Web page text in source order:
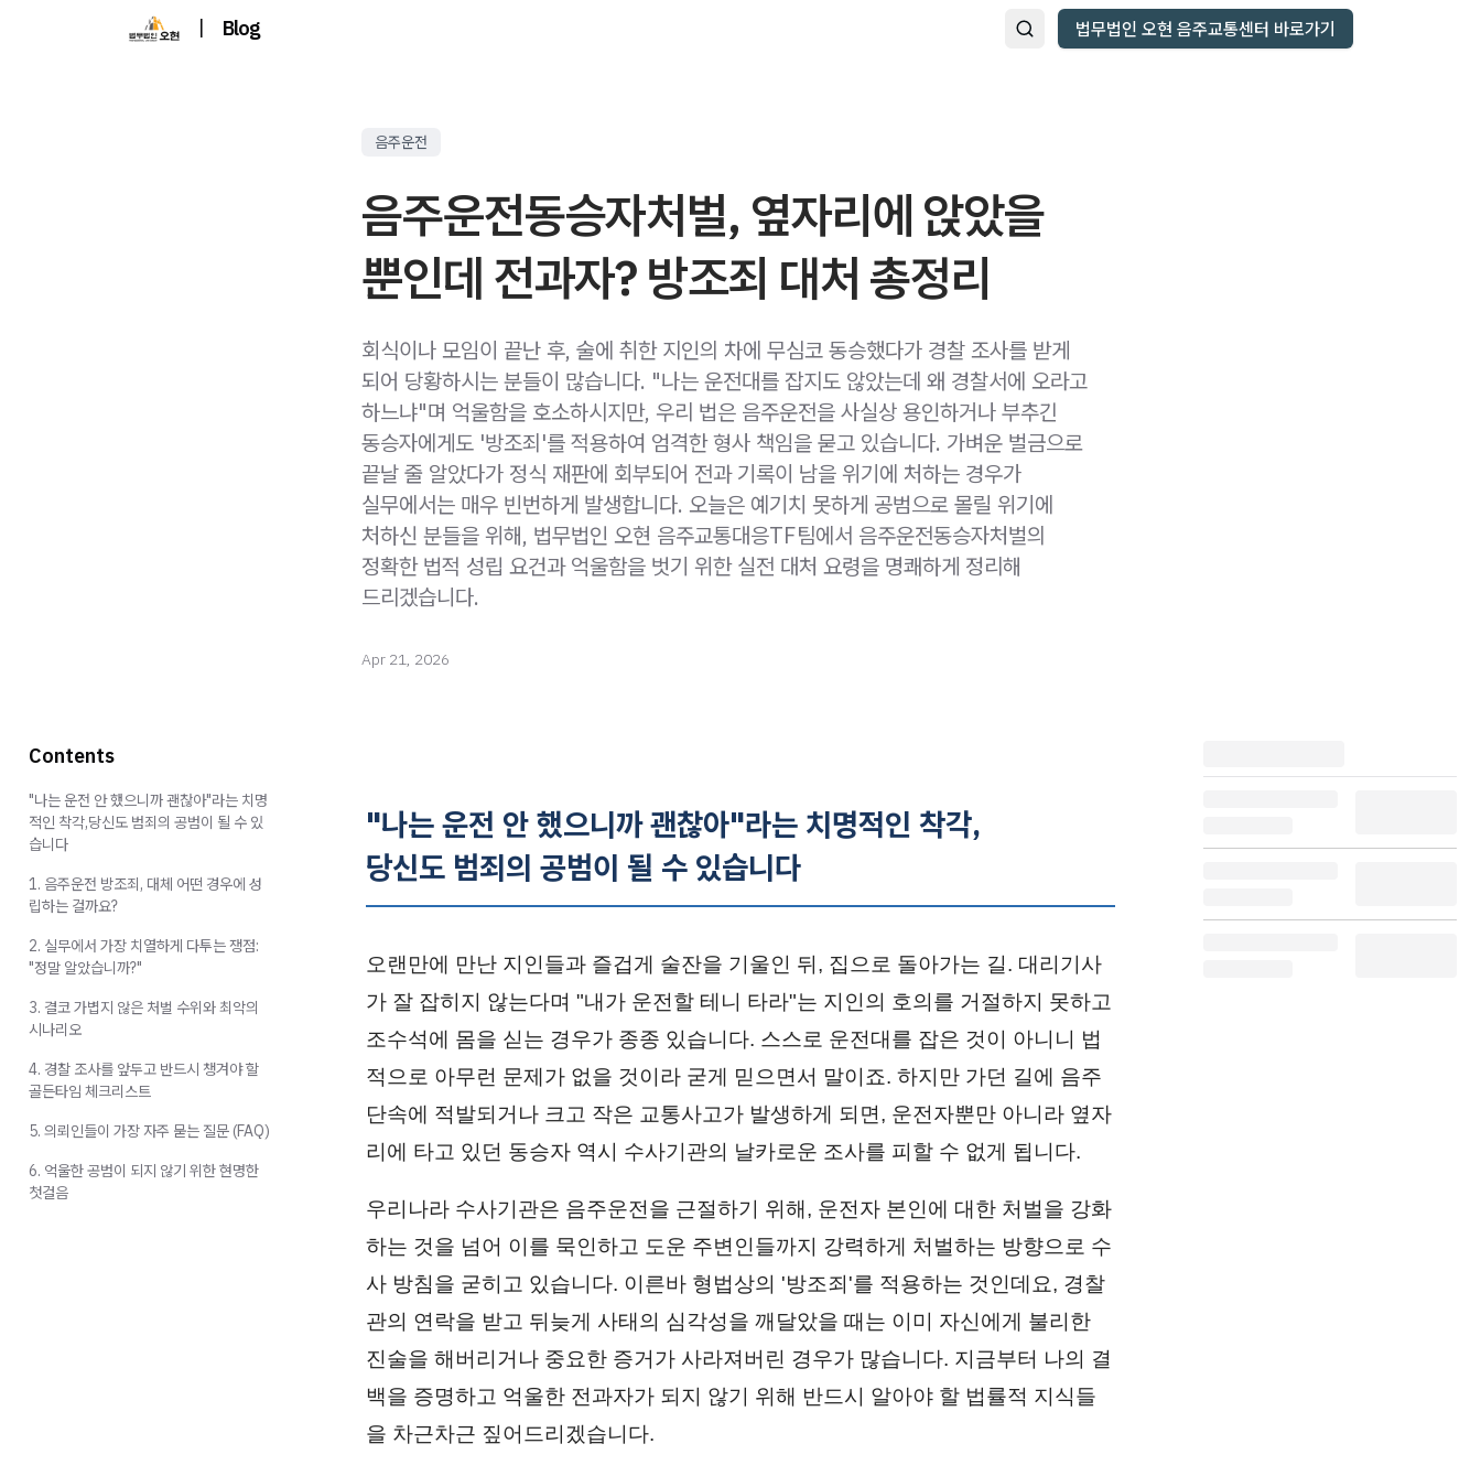
| Blog 법무법인 오현 음주교통센터 바로가기
음주운전
음주운전동승자처벌, 옆자리에 앉았을
뿐인데 전과자? 방조죄 대처 총정리
회식이나 모임이 끝난 후, 술에 취한 지인의 차에 무심코 동승했다가 경찰 조사를 받게
되어 당황하시는 분들이 많습니다. "나는 운전대를 잡지도 않았는데 왜 경찰서에 오라고
하느냐"며 억울함을 호소하시지만, 우리 법은 음주운전을 사실상 용인하거나 부추긴
동승자에게도 '방조죄'를 적용하여 엄격한 형사 책임을 묻고 있습니다. 가벼운 벌금으로
끝날 줄 알았다가 정식 재판에 회부되어 전과 기록이 남을 위기에 처하는 경우가
실무에서는 매우 빈번하게 발생합니다. 오늘은 예기치 못하게 공범으로 몰릴 위기에
처하신 분들을 위해, 법무법인 오현 음주교통대응TF팀에서 음주운전동승자처벌의
정확한 법적 성립 요건과 억울함을 벗기 위한 실전 대처 요령을 명쾌하게 정리해
드리겠습니다.
Apr 21, 2026
"나는 운전 안 했으니까 괜찮아"라는 치명적인 착각,
당신도 범죄의 공범이 될 수 있습니다
오랜만에 만난 지인들과 즐겁게 술잔을 기울인 뒤, 집으로 돌아가는 길. 대리기사
가 잘 잡히지 않는다며 "내가 운전할 테니 타라"는 지인의 호의를 거절하지 못하고
조수석에 몸을 싣는 경우가 종종 있습니다. 스스로 운전대를 잡은 것이 아니니 법
적으로 아무런 문제가 없을 것이라 굳게 믿으면서 말이죠. 하지만 가던 길에 음주
단속에 적발되거나 크고 작은 교통사고가 발생하게 되면, 운전자뿐만 아니라 옆자
리에 타고 있던 동승자 역시 수사기관의 날카로운 조사를 피할 수 없게 됩니다.
우리나라 수사기관은 음주운전을 근절하기 위해, 운전자 본인에 대한 처벌을 강화
하는 것을 넘어 이를 묵인하고 도운 주변인들까지 강력하게 처벌하는 방향으로 수
사 방침을 굳히고 있습니다. 이른바 형법상의 '방조죄'를 적용하는 것인데요, 경찰
관의 연락을 받고 뒤늦게 사태의 심각성을 깨달았을 때는 이미 자신에게 불리한
진술을 해버리거나 중요한 증거가 사라져버린 경우가 많습니다. 지금부터 나의 결
백을 증명하고 억울한 전과자가 되지 않기 위해 반드시 알아야 할 법률적 지식들
을 차근차근 짚어드리겠습니다.
Contents
"나는 운전 안 했으니까 괜찮아"라는 치명
적인 착각,당신도 범죄의 공범이 될 수 있
습니다
1. 음주운전 방조죄, 대체 어떤 경우에 성
립하는 걸까요?
2. 실무에서 가장 치열하게 다투는 쟁점:
"정말 알았습니까?"
3. 결코 가볍지 않은 처벌 수위와 최악의
시나리오
4. 경찰 조사를 앞두고 반드시 챙겨야 할
골든타임 체크리스트
5. 의뢰인들이 가장 자주 묻는 질문 (FAQ)
6. 억울한 공범이 되지 않기 위한 현명한
첫걸음